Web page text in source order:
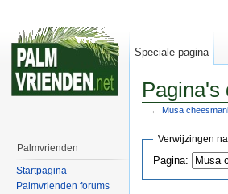
Pagina's
← Musa
Verwijzingen
Pagina:
Speciale pagina
Palmvrienden
Startpagina
Palmvrienden forums